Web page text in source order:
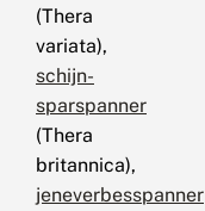
(Thera
variata),
schijn-
sparspanner
(Thera
britannica),
jeneverbesspanner